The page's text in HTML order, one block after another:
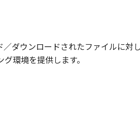
ウンロードされたファイルに対
環境を提供します。